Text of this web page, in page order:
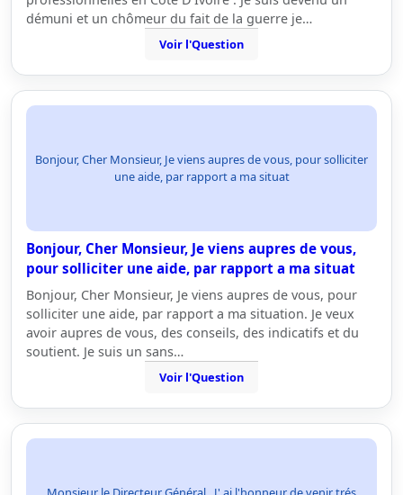
démuni et un chômeur du fait de la guerre je…
Voir l'Question
Bonjour, Cher Monsieur, Je viens aupres de vous, pour solliciter
une aide, par rapport a ma situat
Bonjour, Cher Monsieur, Je viens aupres de vous,
pour solliciter une aide, par rapport a ma situat
Bonjour, Cher Monsieur, Je viens aupres de vous, pour
solliciter une aide, par rapport a ma situation. Je veux
avoir aupres de vous, des conseils, des indicatifs et du
soutient. Je suis un sans…
Voir l'Question